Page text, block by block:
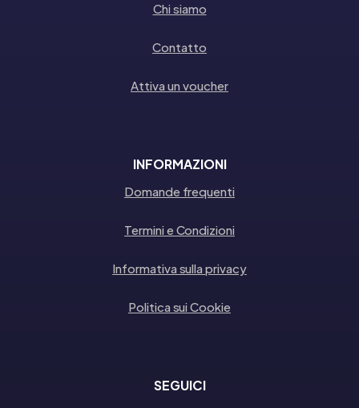
Chi siamo
Contatto
Attiva un voucher
INFORMAZIONI
Domande frequenti
Termini e Condizioni
Informativa sulla privacy
Politica sui Cookie
SEGUICI